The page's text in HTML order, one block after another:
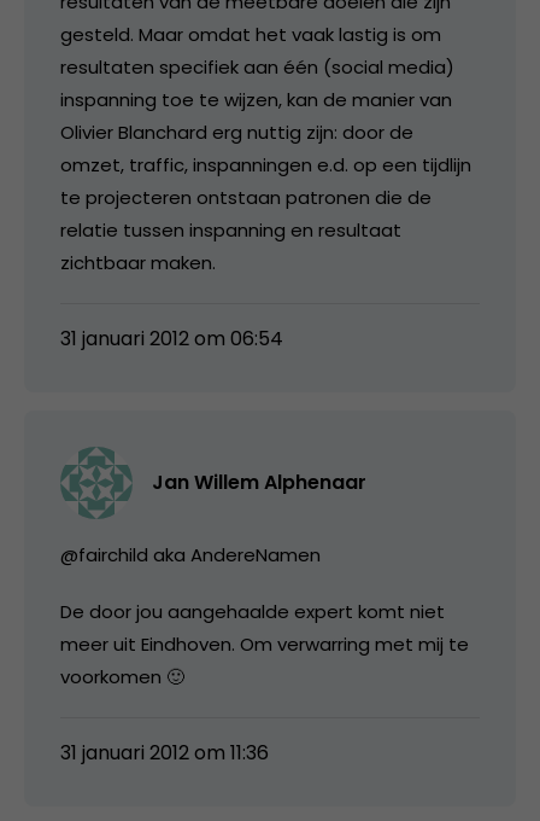
gesteld. Maar omdat het vaak lastig is om
resultaten specifiek aan één (social media)
inspanning toe te wijzen, kan de manier van
Olivier Blanchard erg nuttig zijn: door de
omzet, traffic, inspanningen e.d. op een tijdlijn
te projecteren ontstaan patronen die de
relatie tussen inspanning en resultaat
zichtbaar maken.
31 januari 2012 om 06:54
Jan Willem Alphenaar
@fairchild aka AndereNamen
De door jou aangehaalde expert komt niet
meer uit Eindhoven. Om verwarring met mij te
voorkomen 🙂
31 januari 2012 om 11:36